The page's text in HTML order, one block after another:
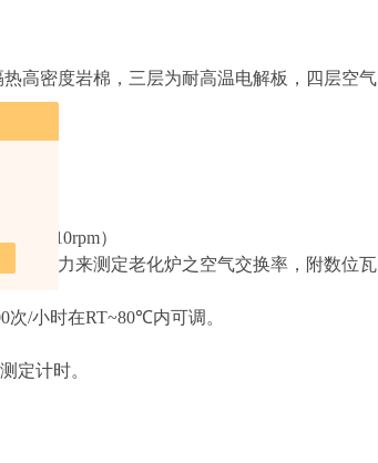
高密度岩棉，三层为耐高温电解板，四层空气
速8~10rpm）
耗电力来测定老化炉之空气交换率，附数位瓦
次/小时在RT~80℃内可调。
定计时。